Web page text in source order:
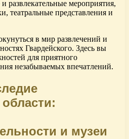
развлекательные мероприятия,
театральные представления и
в мир развлечений и
Гвардейского. Здесь вы
для приятного
незабываемых впечатлений.
и музеи